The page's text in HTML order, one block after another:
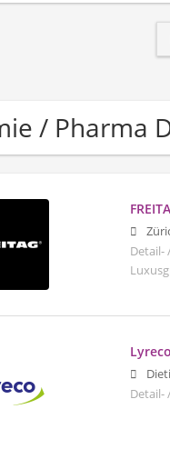
/ Pharma
Detail-
Detail-